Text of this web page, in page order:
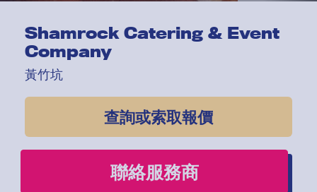
Shamrock Catering & Event
Company
黃竹坑
查詢或索取報價
聯絡服務商